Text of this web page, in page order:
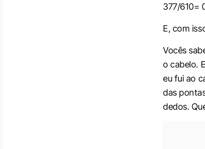
377/610=
E, com
Vocês
o cabelo.
eu fui ao
das
dedos.